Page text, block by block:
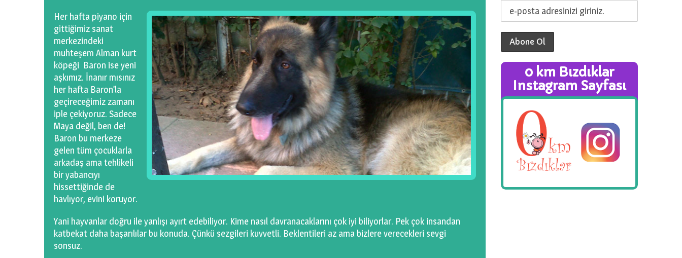
Her hafta piyano için
gittiğimiz sanat
merkezindeki
muhteşem Alman kurt
köpeği Baron ise yeni
aşkımız. İnanır mısınız
her hafta Baron’la
geçireceğimiz zamanı
iple çekiyoruz. Sadece
Maya değil, ben de!
Baron bu merkeze
gelen tüm çocuklarla
arkadaş ama tehlikeli
bir yabancıyı
hissettiğinde de
havlıyor, evini koruyor.
Yani hayvanlar doğru ile yanlışı ayırt edebiliyor. Kime nasıl davranacaklarını çok iyi biliyorlar. Pek çok insandan
katbekat daha başarılılar bu konuda. Çünkü sezgileri kuvvetli. Beklentileri az ama bizlere verecekleri sevgi
sonsuz.
0 km Bızdıklar
Instagram Sayfası